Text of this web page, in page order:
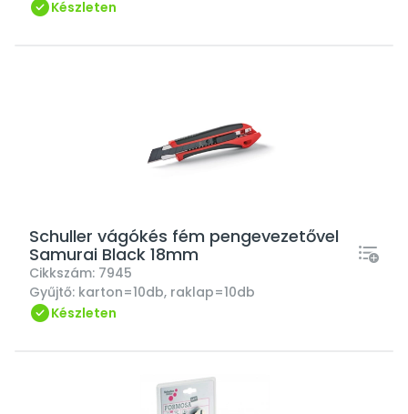
Készleten
Schuller vágókés fém pengevezetővel
Samurai Black 18mm
Cikkszám: 7945
Gyűjtő: karton=10db, raklap=10db
Készleten